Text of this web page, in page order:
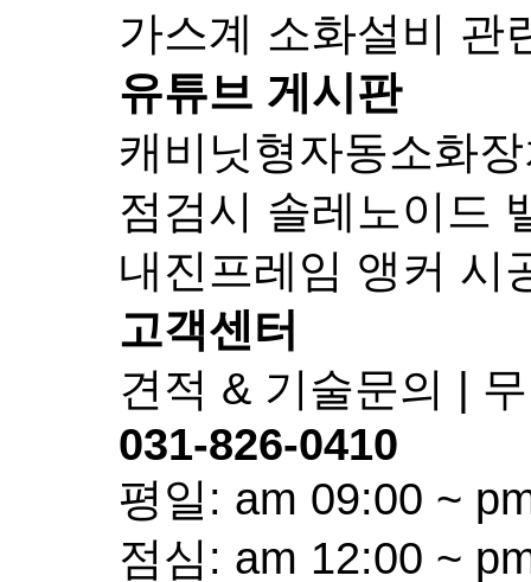
가스계 소화설비 관
유튜브 게시판
캐비닛형자동소화
점검시 솔레노이드
내진프레임 앵커 시
고객센터
견적 & 기술문의 |
031-826-0410
평일: am 09:00 ~
점심: am 12:00 ~